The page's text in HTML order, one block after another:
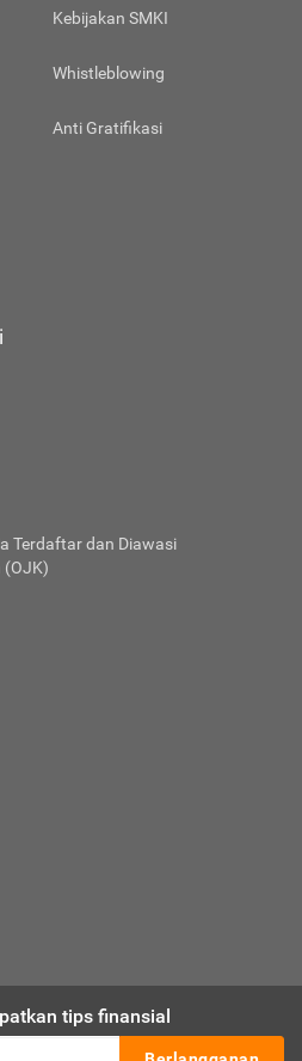
Kebijakan SMKI
Whistleblowing
Anti Gratifikasi
Terdaftar dan Diawasi
(OJK)
tips finansial